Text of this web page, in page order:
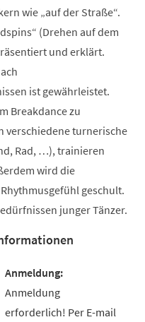
wie „auf der Straße“.
(Drehen auf dem
und erklärt.
ist gewährleistet.
Breakdance zu
verschiedene turnerische
Rad, …), trainieren
wird die
geschult.
junger Tänzer.
Anmeldung
erforderlich! Per E-mail